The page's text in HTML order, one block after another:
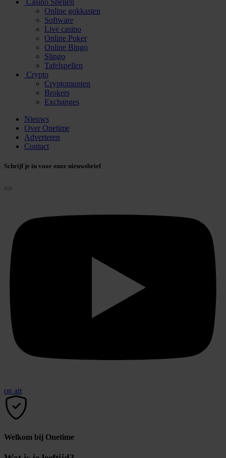
Online gokkasten
Software
Live casino
Online Poker
Online Bingo
Slingo
Tafelspellen
Crypto
Cryptomunten
Brokers
Exchanges
Nieuws
Over Onetime
Adverteren
Contact
Schrijf je in voor onze nieuwsbrief
on air
Welkom bij Onetime